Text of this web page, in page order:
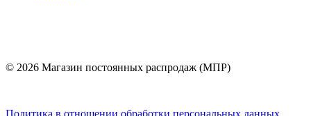
© 2026 Магазин постоянных распродаж (МПР)
Политика в отношении обработки персональных данных